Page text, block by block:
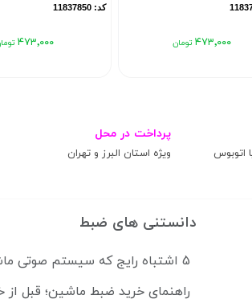
۴۷۳٬۰۰۰
کد: 11837850
۴۷۳٬۰۰۰
اتوبوس
پرداخت در محل
ویژه استان البرز و تهران
دانستنی های ضبط
5 اشتباه رایج که سیستم صوتی ماشین شما را خراب می‌کند
راهنمای خرید ضبط ماشین؛ قبل